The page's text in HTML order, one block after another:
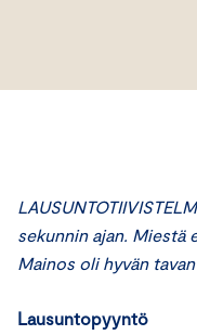
sekunnin ajan. Miestä
Mainos oli hyvän
Lausuntopyyntö